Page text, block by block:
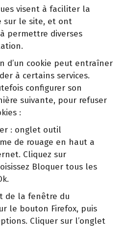
visent à faciliter la
sur le site, et ont
permettre diverses
d’un cookie peut entraîner
à certains services.
configurer son
suivante, pour refuser
:
: onglet outil
de rouage en haut a
Cliquez sur
Bloquer tous les
de la fenêtre du
le bouton Firefox, puis
Cliquer sur l’onglet